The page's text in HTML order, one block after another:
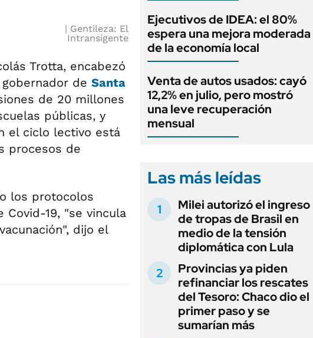
Gentileza: El
Intransigente
Trotta, encabezó
de Santa
de 20 millones
públicas, y
el ciclo lectivo está
procesos de
los protocolos
19, "se vincula
dijo el
Ejecutivos de IDEA: el 80%
espera una mejora moderada
de la economía local
Venta de autos usados: cayó
12,2% en julio, pero mostró
una leve recuperación
mensual
Las más leídas
Milei autorizó el ingreso
de tropas de Brasil en
medio de la tensión
diplomática con Lula
Provincias ya piden
refinanciar los rescates
del Tesoro: Chaco dio el
primer paso y se
sumarían más